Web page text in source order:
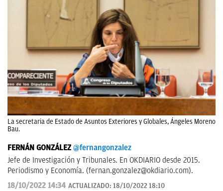
La secretaria de Estado de Asuntos Exteriores y Globales, Ángeles Moreno
Bau.
FERNÁN GONZÁLEZ @fernangonzalez
Jefe de Investigación y Tribunales. En OKDIARIO desde 2015.
Periodismo y Economía. (fernan.gonzalez@okdiario.com).
18/10/2022 14:34 ACTUALIZADO: 18/10/2022 18:10